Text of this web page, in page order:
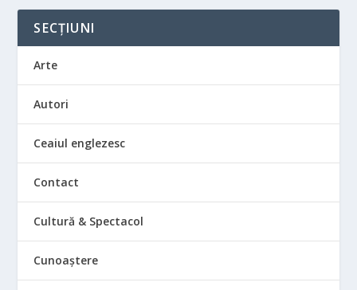
SECȚIUNI
Arte
Autori
Ceaiul englezesc
Contact
Cultură & Spectacol
Cunoaștere